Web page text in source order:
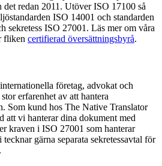
redan 2011. Utöver ISO 17100 så
ISO 14001 och standarden
sekretess ISO 27001. Läs mer om våra
fliken certifierad översättningsbyrå.
företag, advokat och
erfarenhet av att hantera
Som kund hos The Native Translator
att vi hanterar dina dokument med
kraven i ISO 27001 som hanterar
gärna separata sekretessavtal för